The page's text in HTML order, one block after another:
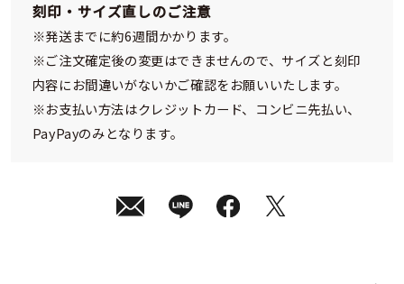
送
¥35,200 (tax
in)
刻印・サイズ直しのご注意
※発送までに約6週間かかります。
※ご注文確定後の変更はできませんので、サイズと刻印
内容にお間違いがないかご確認をお願いいたします。
※お支払い方法はクレジットカード、コンビニ先払い、
PayPayのみとなります。